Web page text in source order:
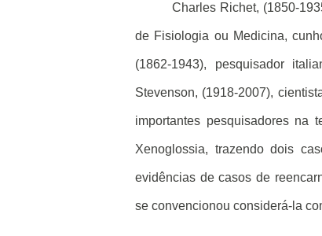
Charles Richet, (1850-
de Fisiologia ou Medicina,
(1862-1943), pesquisador
Stevenson, (1918-2007),
importantes pesquisadores na
Xenoglossia, trazendo dois
evidências de casos de
se convencionou considerá-la